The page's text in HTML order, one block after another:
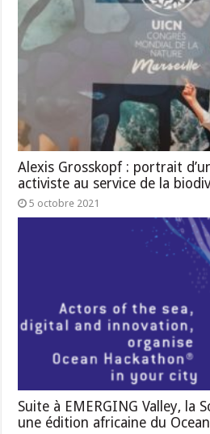
Alexis Grosskopf : portrait
activiste au service de la
5 octobre 2021
Suite à EMERGING Valley, la
une édition africaine du